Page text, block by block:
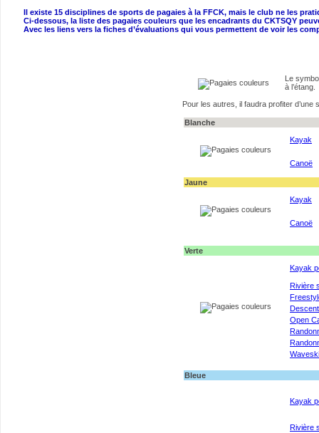
Il existe 15 disciplines de sports de pagaies à la FFCK, mais le club ne les
Ci-dessous, la liste des pagaies couleurs que les encadrants du CKTSQY
Avec les liens vers la fiches d’évaluations qui vous permettent de voir les
Le
à l’étang.
Pour les autres, il faudra profiter
Blanche
Kayak
Canoë
Jaune
Kayak
Canoë
Verte
Kayak
Rivière
Open
Waveski
Bleue
Kayak
Rivière